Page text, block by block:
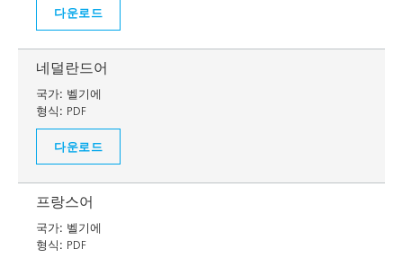
다운로드
네덜란드어
국가: 벨기에
형식: PDF
다운로드
프랑스어
국가: 벨기에
형식: PDF